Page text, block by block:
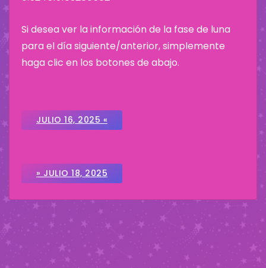
Si desea ver la información de la fase de luna
para el día siguiente/anterior, simplemente
haga clic en los botones de abajo.
JULIO 16, 2025 «
» JULIO 18, 2025